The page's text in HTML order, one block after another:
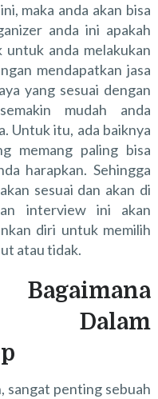
maka anda akan bisa
anda ini apakah
anda melakukan
mendapatkan jasa
yang sesuai dengan
mudah anda
Untuk itu, ada baiknya
memang paling bisa
harapkan. Sehingga
sesuai dan akan di
interview ini akan
diri untuk memilih
atau tidak.
Dalam
sangat penting sebuah